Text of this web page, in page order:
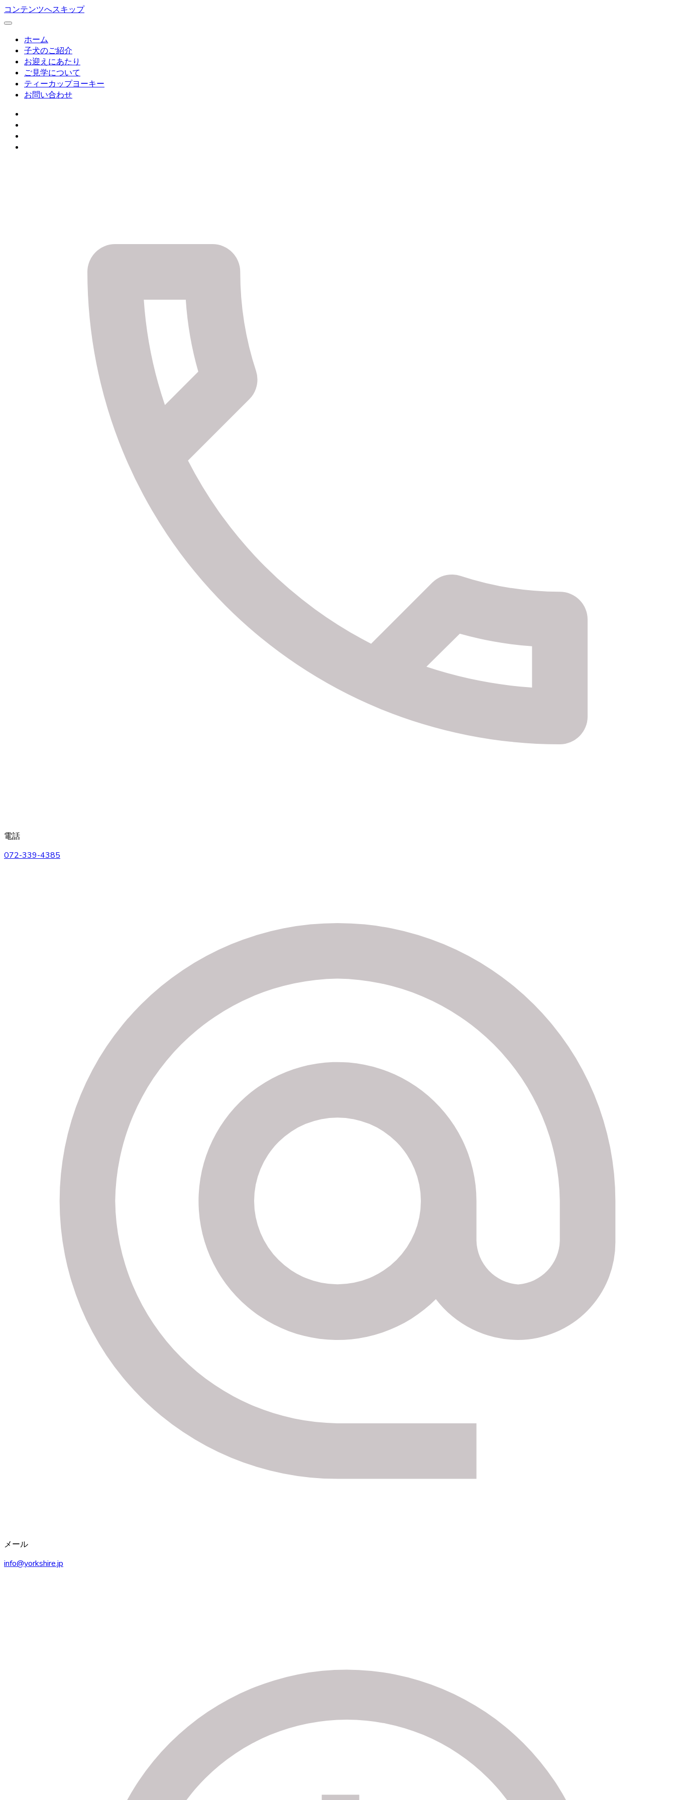
コンテンツへスキップ
ホーム
子犬のご紹介
お迎えにあたり
ご見学について
ティーカップヨーキー
お問い合わせ
電話
072-339-4385
メール
info@yorkshire.jp